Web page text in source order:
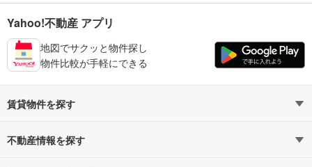
Yahoo!不動産 アプリ
地図でサクッと物件探し
物件比較が手軽にできる
賃貸物件を探す
路線・駅から探す
不動産情報を探す